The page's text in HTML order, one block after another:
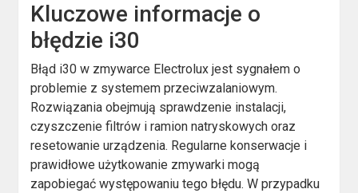
Kluczowe informacje o
błędzie i30
Błąd i30 w zmywarce Electrolux jest sygnałem o
problemie z systemem przeciwzalaniowym.
Rozwiązania obejmują sprawdzenie instalacji,
czyszczenie filtrów i ramion natryskowych oraz
resetowanie urządzenia. Regularne konserwacje i
prawidłowe użytkowanie zmywarki mogą
zapobiegać występowaniu tego błędu. W przypadku